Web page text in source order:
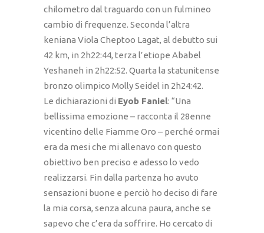
chilometro dal traguardo con un fulmineo
cambio di frequenze. Seconda l’altra
keniana Viola Cheptoo Lagat, al debutto sui
42 km, in 2h22:44, terza l’etiope Ababel
Yeshaneh in 2h22:52. Quarta la statunitense
bronzo olimpico Molly Seidel in 2h24:42.
Le dichiarazioni di Eyob Faniel: “Una
bellissima emozione – racconta il 28enne
vicentino delle Fiamme Oro – perché ormai
era da mesi che mi allenavo con questo
obiettivo ben preciso e adesso lo vedo
realizzarsi. Fin dalla partenza ho avuto
sensazioni buone e perciò ho deciso di fare
la mia corsa, senza alcuna paura, anche se
sapevo che c’era da soffrire. Ho cercato di